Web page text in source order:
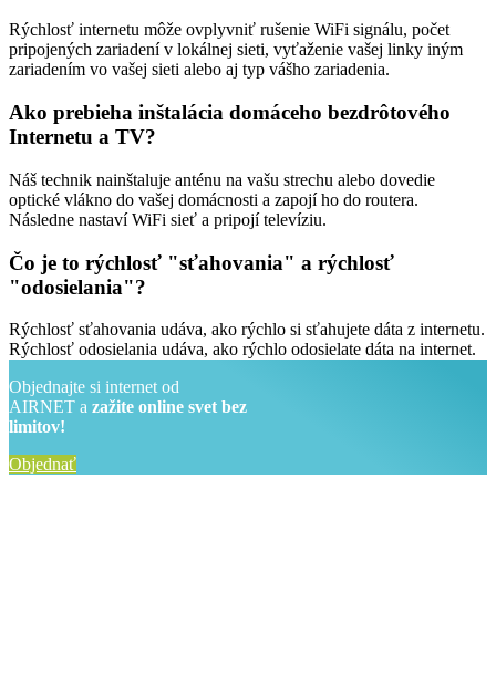
Rýchlosť internetu môže ovplyvniť rušenie WiFi signálu, počet
pripojených zariadení v lokálnej sieti, vyťaženie vašej linky iným
zariadením vo vašej sieti alebo aj typ vášho zariadenia.
Ako prebieha inštalácia domáceho bezdrôtového
Internetu a TV?
Náš technik nainštaluje anténu na vašu strechu alebo dovedie
optické vlákno do vašej domácnosti a zapojí ho do routera.
Následne nastaví WiFi sieť a pripojí televíziu.
Čo je to rýchlosť "sťahovania" a rýchlosť
"odosielania"?
Rýchlosť sťahovania udáva, ako rýchlo si sťahujete dáta z internetu.
Rýchlosť odosielania udáva, ako rýchlo odosielate dáta na internet.
Objednajte si internet od
AIRNET a zažite online svet bez
limitov!
Objednať